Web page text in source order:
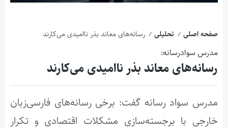
صفحه اصلی / تحلیلی / رسانه‌های معاند بذر ناامیدی می‌کارند
مدرس سوادرسانه:
رسانه‌های معاند بذر ناامیدی می‌کارند
مدرس سواد رسانه گفت: برخی رسانه‌های فارسی‌زبان
خارجی با برجسته‌سازی مشکلات اقتصادی و تکرار